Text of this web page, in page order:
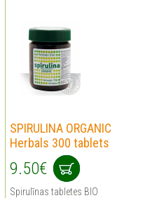
SPIRULINA ORGANIC
Herbals 300 tablets
9.50€
Spirulīnas tabletes BIO